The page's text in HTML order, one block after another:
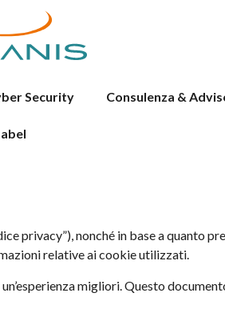
Security Consulenza &
privacy”), nonché in base a quanto
relative ai cookie utilizzati.
migliori. Questo